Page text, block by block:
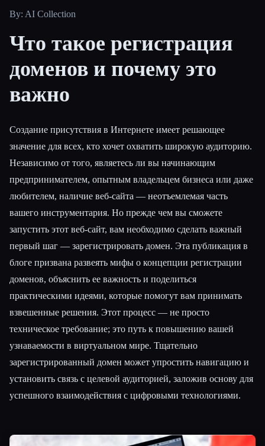
By: AI Collection
Что такое регистрация
доменов и почему это
важно
Создание присутствия в Интернете имеет решающее
значение для всех, кто хочет охватить широкую аудиторию.
Независимо от того, являетесь ли вы начинающим
предпринимателем, опытным владельцем бизнеса или даже
любителем, наличие веб-сайта — неотъемлемая часть
вашего инструментария. Но прежде чем вы сможете
запустить этот веб-сайт, вам необходимо сделать важный
первый шаг — зарегистрировать домен. Эта публикация в
блоге призвана развеять мифы о концепции регистрации
доменов, объяснить ее важность и поделиться
практическими идеями, которые помогут вам принимать
взвешенные решения. Этот процесс — не просто
техническое требование; это путь к повышению вашей
узнаваемости в виртуальном мире. Тщательно
зарегистрированный домен может упростить навигацию и
установить связь с целевой аудиторией, заложив основу для
успешного взаимодействия с цифровыми технологиями.